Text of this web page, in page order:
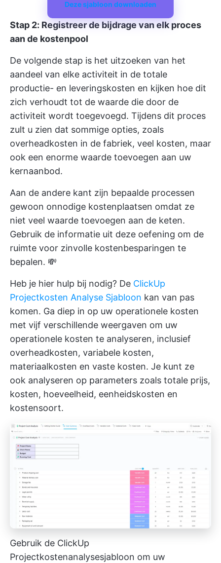
Deze sjabloon downloaden
Stap 2: Registreer de bijdrage van elk proces
aan de kostenpool
De volgende stap is het uitzoeken van het
aandeel van elke activiteit in de totale
productie- en leveringskosten en kijken hoe dit
zich verhoudt tot de waarde die door de
activiteit wordt toegevoegd. Tijdens dit proces
zult u zien dat sommige opties, zoals
overheadkosten in de fabriek, veel kosten, maar
ook een enorme waarde toevoegen aan uw
kernaanbod.
Aan de andere kant zijn bepaalde processen
gewoon onnodige kostenplaatsen omdat ze
niet veel waarde toevoegen aan de keten.
Gebruik de informatie uit deze oefening om de
ruimte voor zinvolle kostenbesparingen te
bepalen. 💸
Heb je hier hulp bij nodig? De ClickUp
Projectkosten Analyse Sjabloon kan van pas
komen. Ga diep in op uw operationele kosten
met vijf verschillende weergaven om uw
operationele kosten te analyseren, inclusief
overheadkosten, variabele kosten,
materiaalkosten en vaste kosten. Je kunt ze
ook analyseren op parameters zoals totale prijs,
kosten, hoeveelheid, eenheidskosten en
kostensoort.
Gebruik de ClickUp
Projectkostenanalysesjabloon om uw